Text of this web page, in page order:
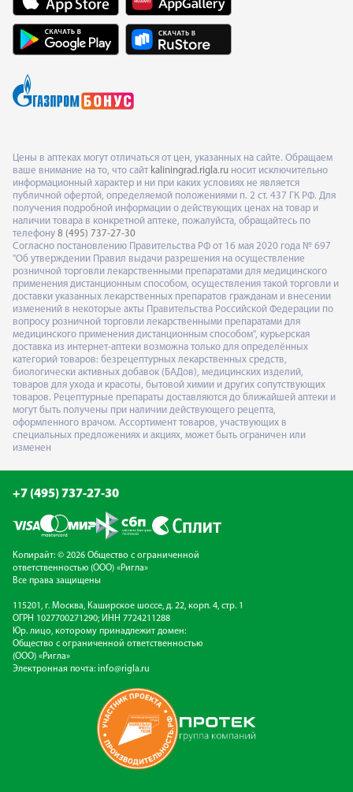
Цены в аптеках могут отличаться от цен, указанных на сайте. Обращаем
ваше внимание на то, что сайт kaliningrad.rigla.ru носит исключительно
информационный характер и ни при каких условиях не является
публичной офертой, определяемой положениями п. 2 ст. 437 ГК РФ. Для
получения подробной информации о действующих ценах на товар и
наличии товара в конкретной аптеке, пожалуйста, обращайтесь по
телефону 8 (495) 737-27-30
Согласно постановлению Правительства РФ от 16 мая 2020 года № 697
"Об утверждении Правил выдачи разрешения на осуществление
розничной торговли лекарственными препаратами для медицинского
применения дистанционным способом, осуществления такой торговли и
доставки указанных лекарственных препаратов гражданам и внесении
изменений в некоторые акты Правительства Российской Федерации по
вопросу розничной торговли лекарственными препаратами для
медицинского применения дистанционным способом", курьерская
доставка из интернет-аптеки возможна только для определённых
категорий товаров: безрецептурных лекарственных средств,
биологически активных добавок (БАДов), медицинских изделий,
товаров для ухода и красоты, бытовой химии и других сопутствующих
товаров. Рецептурные препараты доставляются до ближайшей аптеки и
могут быть получены при наличии действующего рецепта,
оформленного врачом. Ассортимент товаров, участвующих в
специальных предложениях и акциях, может быть ограничен или
изменен
+7 (495) 737-27-30
Копирайт: © 2026 Общество с ограниченной
ответственностью (ООО) «Ригла»
Все права защищены
115201, г. Москва, Каширское шоссе, д. 22, корп. 4, стр. 1
ОГРН 1027700271290; ИНН 7724211288
Юр. лицо, которому принадлежит домен:
Общество с ограниченной ответственностью
(ООО) «Ригла»
Электронная почта: info@rigla.ru